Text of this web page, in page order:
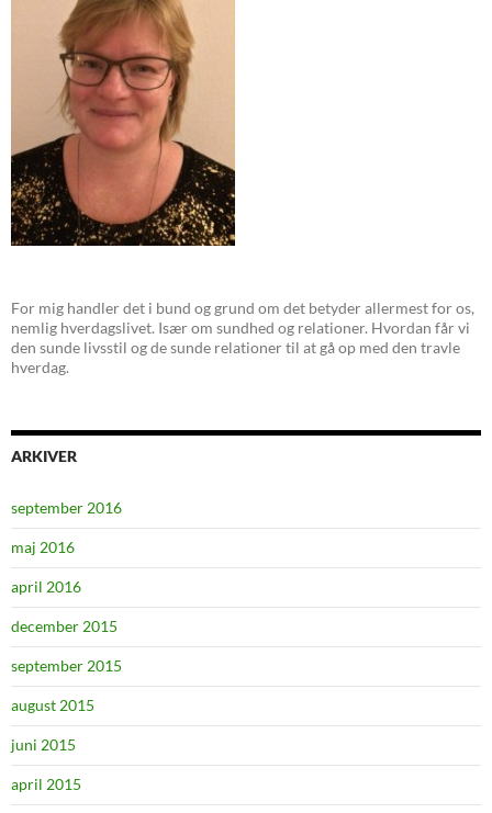
For mig handler det i bund og grund om det betyder allermest for os,
nemlig hverdagslivet. Især om sundhed og relationer. Hvordan får vi
den sunde livsstil og de sunde relationer til at gå op med den travle
hverdag.
ARKIVER
september 2016
maj 2016
april 2016
december 2015
september 2015
august 2015
juni 2015
april 2015